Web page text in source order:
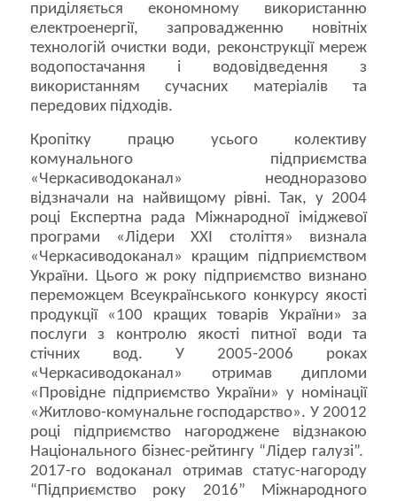
приділяється економному використанню
електроенергії, запровадженню новітніх
технологій очистки води, реконструкції мереж
водопостачання і водовідведення з
використанням сучасних матеріалів та
передових підходів.
Кропітку працю усього колективу
комунального підприємства
«Черкасиводоканал» неодноразово
відзначали на найвищому рівні. Так, у 2004
році Експертна рада Міжнародної іміджевої
програми «Лідери ХХІ століття» визнала
«Черкасиводоканал» кращим підприємством
України. Цього ж року підприємство визнано
переможцем Всеукраїнського конкурсу якості
продукції «100 кращих товарів України» за
послуги з контролю якості питної води та
стічних вод. У 2005-2006 роках
«Черкасиводоканал» отримав дипломи
«Провідне підприємство України» у номінації
«Житлово-комунальне господарство». У 20012
році підприємство нагороджене відзнакою
Національного бізнес-рейтингу “Лідер галузі”.
2017-го водоканал отримав статус-нагороду
“Підприємство року 2016” Міжнародного